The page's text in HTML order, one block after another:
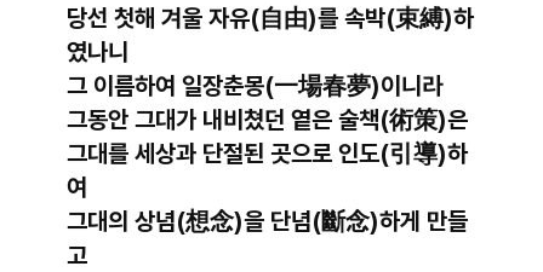
당선 첫해 겨울 자유(自由)를 속박(束縛)하
였나니
그 이름하여 일장춘몽(一場春夢)이니라
그동안 그대가 내비쳤던 옅은 술책(術策)은
그대를 세상과 단절된 곳으로 인도(引導)하
여
그대의 상념(想念)을 단념(斷念)하게 만들
고